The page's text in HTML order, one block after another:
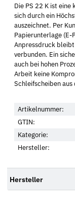
Die PS 22 K ist
sich durch ein
auszeichnet. Per
Papierunterlage
Anpressdruck
verbunden. Ein
auch bei hohen
Arbeit keine
Schleifscheiben aus
Artikelnummer:
GTIN:
Kategorie:
Hersteller:
Hersteller